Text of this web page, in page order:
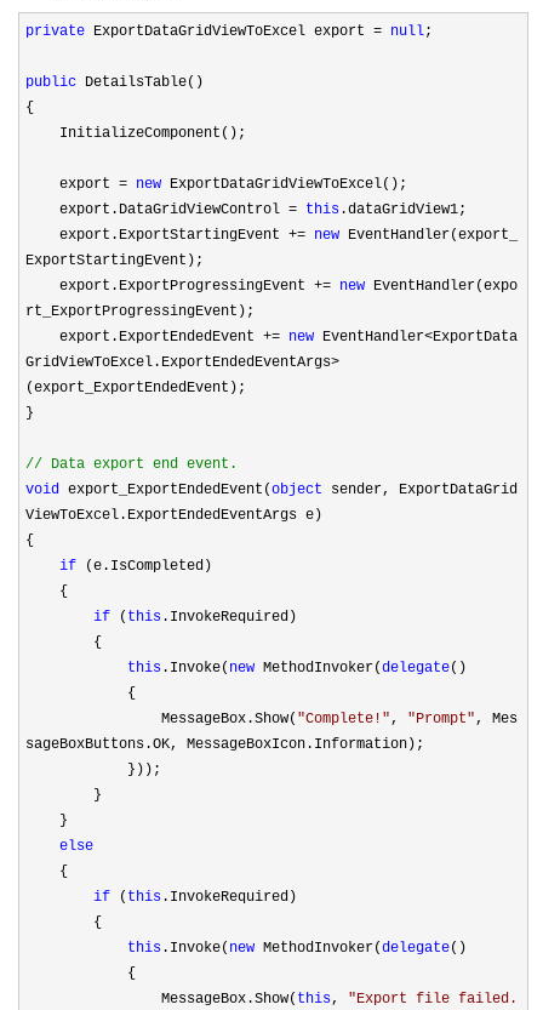
private ExportDataGridViewToExcel export = null;
public DetailsTable()
{
InitializeComponent();
export = new ExportDataGridViewToExcel();
export.DataGridViewControl = this .dataGridView1;
export.ExportStartingEvent += new EventHandler(export_
ExportStartingEvent);
export.ExportProgressingEvent += new EventHandler(expo
rt_ExportProgressingEvent);
export.ExportEndedEvent += new EventHandler<ExportData
GridViewToExcel.ExportEndedEventArgs>
(export_ExportEndedEvent);
}
// Data export end event.
void export_ExportEndedEvent(object sender, ExportDataGrid
ViewToExcel.ExportEndedEventArgs e)
{
if (e.IsCompleted)
{
if ( this .InvokeRequired)
{
this .Invoke( new MethodInvoker(delegate()
{
MessageBox.Show( "Complete! ", "Prompt", Mes
sageBoxButtons.OK, MessageBoxIcon.Information);
}));
}
}
else
{
if ( this .InvokeRequired)
{
this .Invoke( new MethodInvoker(delegate()
{
MessageBox.Show( this, "Export file failed.